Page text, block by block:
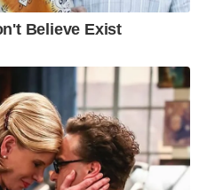
Believe Exist